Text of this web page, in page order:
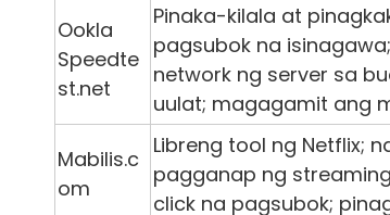
Ookla
Speedte
st.net
Pinaka-kilala at
pagsubok na
network ng server sa
uulat; magagamit ang
Mabilis.c
om
Libreng tool ng Netflix;
pagganap ng
click na pagsubok;